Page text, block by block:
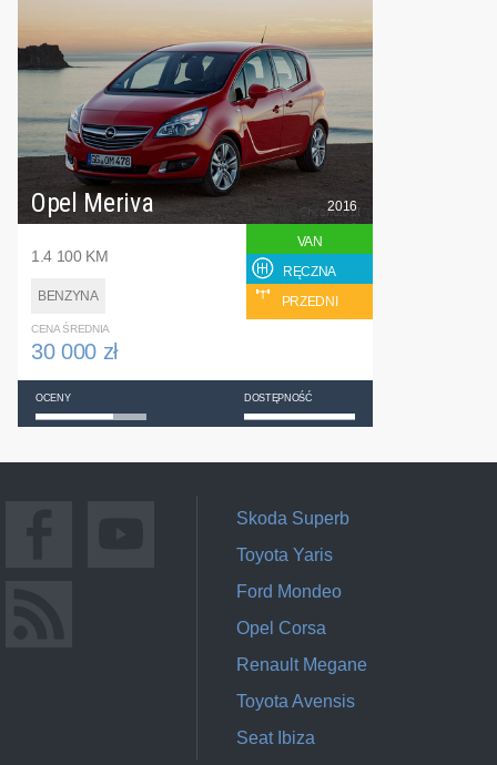
Opel Meriva
1.4 100 KM
BENZYNA
2016
VAN
RĘCZNA
PRZEDNI
CENA ŚREDNIA
30 000 zł
OCENY DOSTĘPNOŚĆ
Skoda Superb
Toyota Yaris
Ford Mondeo
Opel Corsa
Renault Megane
Toyota Avensis
Seat Ibiza